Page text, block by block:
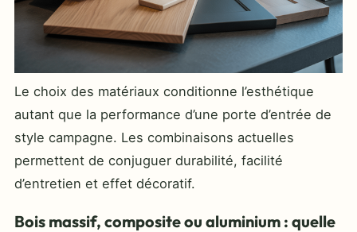
Le choix des matériaux conditionne l’esthétique
autant que la performance d’une porte d’entrée de
style campagne. Les combinaisons actuelles
permettent de conjuguer durabilité, facilité
d’entretien et effet décoratif.
Bois massif, composite ou aluminium : quelle